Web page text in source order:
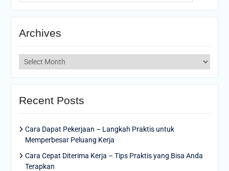
Archives
Archives
Recent Posts
Cara Dapat Pekerjaan – Langkah Praktis untuk
Memperbesar Peluang Kerja
Cara Cepat Diterima Kerja – Tips Praktis yang Bisa Anda
Terapkan